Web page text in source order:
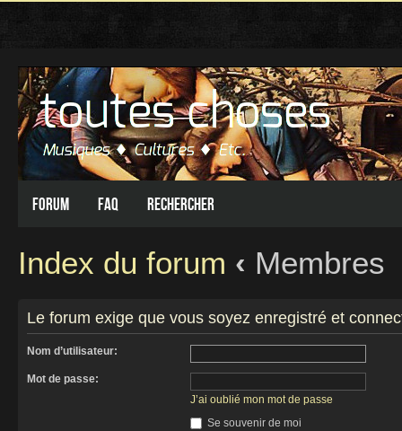
Forum FAQ Rechercher
Index du forum ‹ Membres
Le forum exige que vous soyez enregistré et
Nom d’utilisateur:
Mot de passe:
J’ai oublié mon mot de passe
Se souvenir de moi